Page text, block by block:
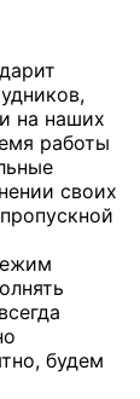
на наших
работы
своих
будем